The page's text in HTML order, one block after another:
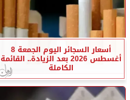
أسعار السجائر اليوم الجمعة 8
أغسطس 2026 بعد الزيادة.. القائمة
الكاملة